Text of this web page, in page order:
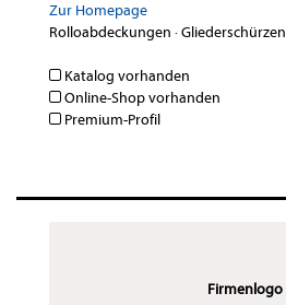
Zur Homepage
Rolloabdeckungen ·Gliederschürzen
Katalog vorhanden
Online-Shop vorhanden
Premium-Profil
Firmenlogo